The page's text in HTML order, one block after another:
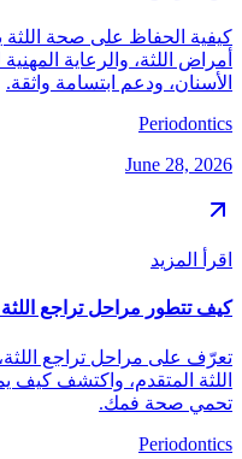
كيفية الحفاظ على صحة اللثة
أمراض اللثة، والرعاية
الأسنان، ودعم ابتسامة واثقة.
Periodontics
June 28, 2026
اقرأ المزيد
كيف تتطور مراحل تراجع
تعرّف على مراحل تراجع
اللثة المتقدم، واكتشف كيف
تحمي صحة فمك.
Periodontics